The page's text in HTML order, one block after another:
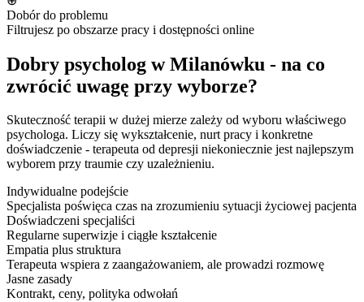
Dobór do problemu
Filtrujesz po obszarze pracy i dostępności online
Dobry psycholog w Milanówku - na co
zwrócić uwagę przy wyborze?
Skuteczność terapii w dużej mierze zależy od wyboru właściwego
psychologa. Liczy się wykształcenie, nurt pracy i konkretne
doświadczenie - terapeuta od depresji niekoniecznie jest najlepszym
wyborem przy traumie czy uzależnieniu.
Indywidualne podejście
Specjalista poświęca czas na zrozumieniu sytuacji życiowej pacjenta
Doświadczeni specjaliści
Regularne superwizje i ciągłe kształcenie
Empatia plus struktura
Terapeuta wspiera z zaangażowaniem, ale prowadzi rozmowę
Jasne zasady
Kontrakt, ceny, polityka odwołań